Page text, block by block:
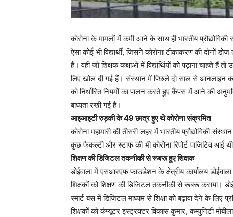
कोरोना के मामलों में कमी आने के साथ ही भारतीय
ऐसा कोई भी विद्यार्थी, जिसने कोरोना टीकाकरण की
है। वहीं जो शिक्षक कक्षाओं में विद्यार्थियों को पढ़ाना चाहते
लिए खोल दी गई हैं। संस्थान में पिछले दो साल से आनलाइन
को निर्धारित नियमों का पालन करते हुए कैंपस में आने की
बाध्यता रखी गई है।
आइआइटी रुड़की के 49 छात्र हुए थे कोरोना संक्रमित
कोरोना महामारी की तीसरी लहर में भारतीय
कुछ फैकल्टी और स्टाफ की भी कोरोना रिपोर्ट पाजिटिव आई
शिक्षण की डिजिटल तकनीकी से रूबरू हुए शिक्षक
डोईवाला में एसआरएफ फाउंडेशन के क्षेत्रीय कार्यालय
शिक्षकों को शिक्षण की डिजिटल तकनीकी से रूबरू कराया।
स्मार्ट बस में डिजिटल माध्यम से शिक्षा को बढ़ावा देने के लिए
शिक्षकों को कंप्यूटर इंस्ट्रक्टर विकास कुमार, कम्युनिटी